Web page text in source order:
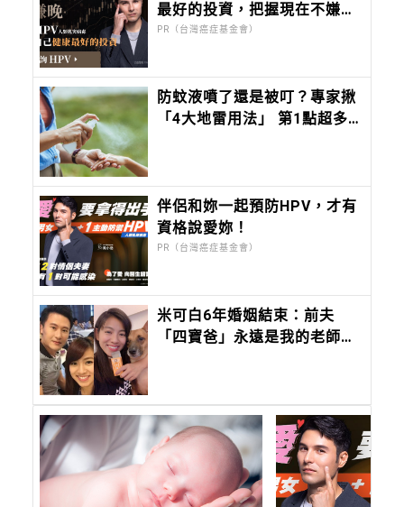
最好的投資，把握現在不嫌
晚！
PR（台灣癌症基金會）
防蚊液噴了還是被叮？專家揪
「4大地雷用法」 第1點超多
伴侶和妳一起預防HPV，才有
資格說愛妳！
PR（台灣癌症基金會）
米可白6年婚姻結束：前夫
「四寶爸」永遠是我的老師、